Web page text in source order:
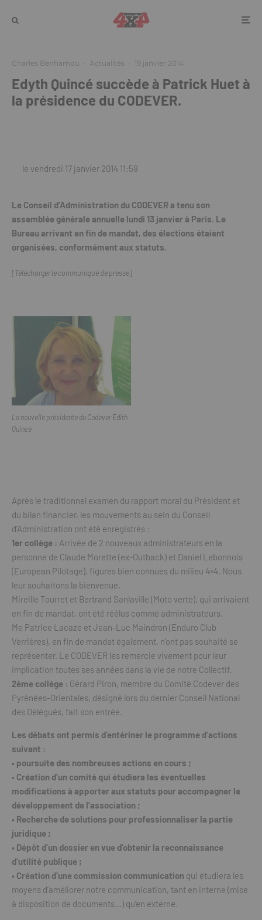
Charles Benhamou · Actualités · 19 janvier 2014
Edyth Quincé succède à Patrick Huet à
la présidence du CODEVER.
le vendredi 17 janvier 2014 11:59
Le Conseil d’Administration du CODEVER a tenu son
assemblée générale annuelle lundi 13 janvier à Paris. Le
Bureau arrivant en fin de mandat, des élections étaient
organisées, conformément aux statuts.
[Télécharger le communiqué de presse]
La nouvelle présidente du Codever Edith
Quincé
Après le traditionnel examen du rapport moral du Président et
du bilan financier, les mouvements au sein du Conseil
d’Administration ont été enregistrés :
1er collège : Arrivée de 2 nouveaux administrateurs en la
personne de Claude Morette (ex-Outback) et Daniel Lebonnois
(European Pilotage), figures bien connues du milieu 4×4. Nous
leur souhaitons la bienvenue.
Mireille Tourret et Bertrand Sanlaville (Moto verte), qui arrivaient
en fin de mandat, ont été réélus comme administrateurs.
Me Patrice Lacaze et Jean-Luc Maindron (Enduro Club
Verrières), en fin de mandat également, n’ont pas souhaité se
représenter. Le CODEVER les remercie vivement pour leur
implication toutes ses années dans la vie de notre Collectif.
2ème collège : Gérard Piron, membre du Comité Codever des
Pyrénées-Orientales, désigné lors du dernier Conseil National
des Délégués, fait son entrée.
Les débats ont permis d’entériner le programme d’actions
suivant :
• poursuite des nombreuses actions en cours ;
• Création d’un comité qui étudiera les éventuelles
modifications à apporter aux statuts pour accompagner le
développement de l’association ;
• Recherche de solutions pour professionnaliser la partie
juridique ;
• Dépôt d’un dossier en vue d’obtenir la reconnaissance
d’utilité publique ;
• Création d’une commission communication qui étudiera les
moyens d’améliorer notre communication, tant en interne (mise
à disposition de documents…) qu’en externe.